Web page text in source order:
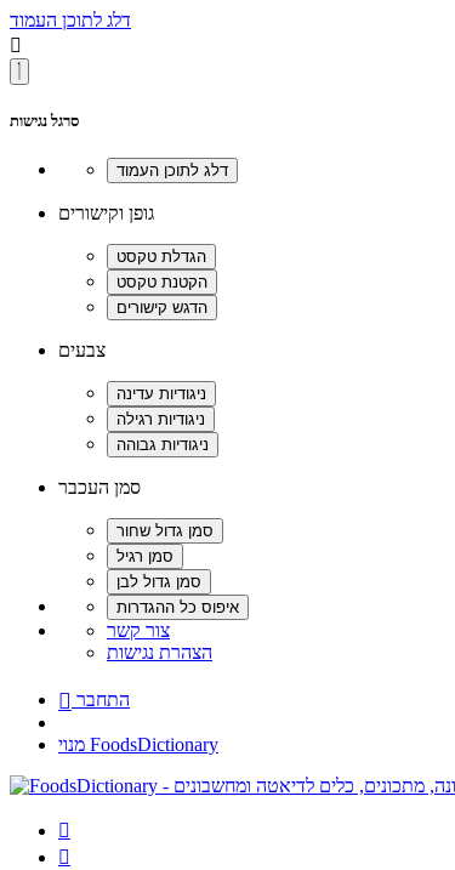
דלג לתוכן העמוד

סרגל נגישות
גופן וקישורים
צבעים
סמן העכבר
צור קשר
הצהרת נגישות
 התחבר
מנוי FoodsDictionary

